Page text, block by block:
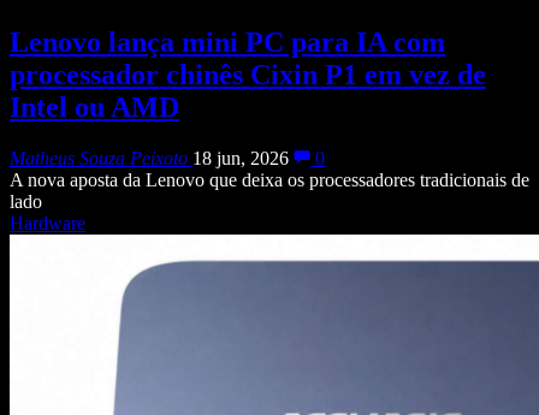
Lenovo lança mini PC para IA com
processador chinês Cixin P1 em vez de
Intel ou AMD
Matheus Souza Peixoto 18 jun, 2026
0
A nova aposta da Lenovo que deixa os processadores tradicionais de
lado
Hardware